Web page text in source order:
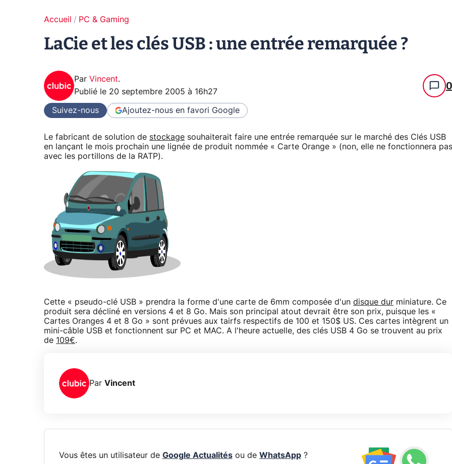
Accueil PC & Gaming
LaCie et les clés USB : une entrée remarquée ?
Par Vincent.
Publié le 20 septembre 2005 à 16h27 0
Suivez-nous Ajoutez-nous en favori Google
Le fabricant de solution de stockage souhaiterait faire une entrée remarquée sur le marché des Clés USB
en lançant le mois prochain une lignée de produit nommée « Carte Orange » (non, elle ne fonctionnera pas
avec les portillons de la RATP).
Cette « pseudo-clé USB » prendra la forme d'une carte de 6mm composée d'un disque dur miniature. Ce
produit sera décliné en versions 4 et 8 Go. Mais son principal atout devrait être son prix, puisque les «
Cartes Oranges 4 et 8 Go » sont prévues aux tairfs respectifs de 100 et 150$ US. Ces cartes intègrent un
mini-câble USB et fonctionnent sur PC et MAC. A l'heure actuelle, des clés USB 4 Go se trouvent au prix
de 109€.
Par Vincent
Vous êtes un utilisateur de Google Actualitésou de WhatsApp?